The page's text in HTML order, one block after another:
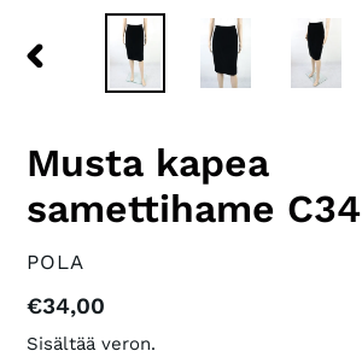
EDELLINEN
Musta kapea
samettihame C34
VALMISTAJA
POLA
Normaalihinta
€34,00
Sisältää veron.